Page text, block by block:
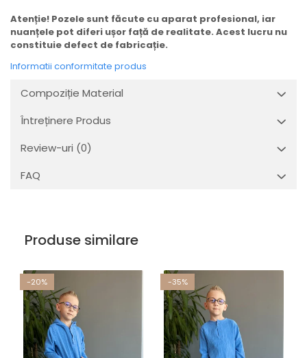
Atenție! Pozele sunt făcute cu aparat profesional, iar
nuanțele pot diferi ușor față de realitate. Acest lucru nu
constituie defect de fabricație.
Informatii conformitate produs
Compoziție Material
Întreținere Produs
Review-uri (0)
FAQ
Produse similare
-20% -35%